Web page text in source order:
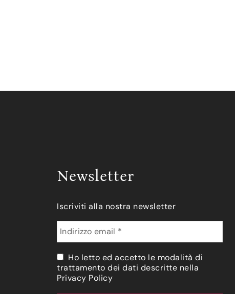
Newsletter
Iscriviti alla nostra newsletter
Ho letto ed accetto le modalità di
trattamento dei dati descritte nella
Privacy Policy